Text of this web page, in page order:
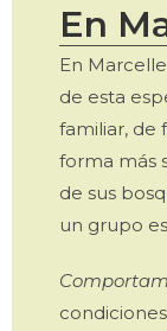
En
En
de esta
familiar, de
forma más
de sus
un grupo